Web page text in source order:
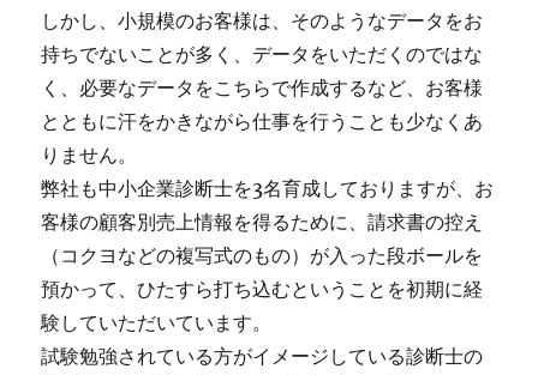
しかし、小規模のお客様は、そのようなデータをお
持ちでないことが多く、データをいただくのではな
く、必要なデータをこちらで作成するなど、お客様
とともに汗をかきながら仕事を行うことも少なくあ
りません。
弊社も中小企業診断士を3名育成しておりますが、お
客様の顧客別売上情報を得るために、請求書の控え
（コクヨなどの複写式のもの）が入った段ボールを
預かって、ひたすら打ち込むということを初期に経
験していただいています。
試験勉強されている方がイメージしている診断士の